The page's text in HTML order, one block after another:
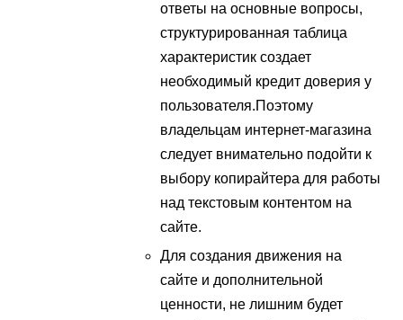
ответы на основные вопросы,
структурированная таблица
характеристик создает
необходимый кредит доверия у
пользователя.Поэтому
владельцам интернет-магазина
следует внимательно подойти к
выбору копирайтера для работы
над текстовым контентом на
сайте.
Для создания движения на
сайте и дополнительной
ценности, не лишним будет